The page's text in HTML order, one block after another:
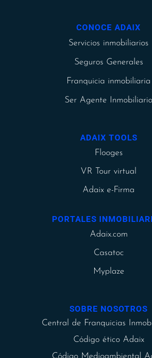
CONOCE ADAIX
Servicios inmobiliarios
Seguros Generales
Franquicia inmobiliaria
Ser Agente Inmobiliario
ADAIX TOOLS
Flooges
VR Tour virtual
Adaix e-Firma
PORTALES
Adaix.com
Casatoc
Myplaze
SOBRE NOSOTROS
Central de Franquicias
Código ético Adaix